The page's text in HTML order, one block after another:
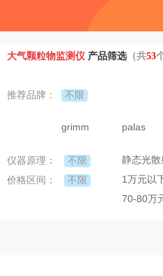
大气颗粒物监测仪 产品筛选（共53
推荐品牌： 不限
grimm palas
仪器原理： 不限 静态光散
价格区间： 不限 1万元以
70-80万